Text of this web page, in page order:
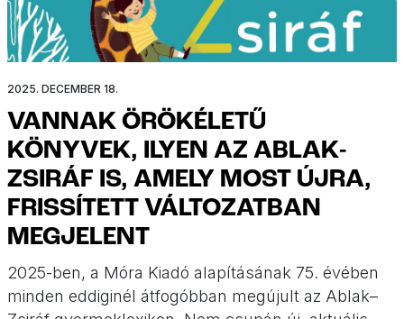
2025. DECEMBER 18.
VANNAK ÖRÖKÉLETŰ
KÖNYVEK, ILYEN AZ ABLAK-
ZSIRÁF IS, AMELY MOST ÚJRA,
FRISSÍTETT VÁLTOZATBAN
MEGJELENT
2025-ben, a Móra Kiadó alapításának 75. évében
minden eddiginél átfogóbban megújult az Ablak–